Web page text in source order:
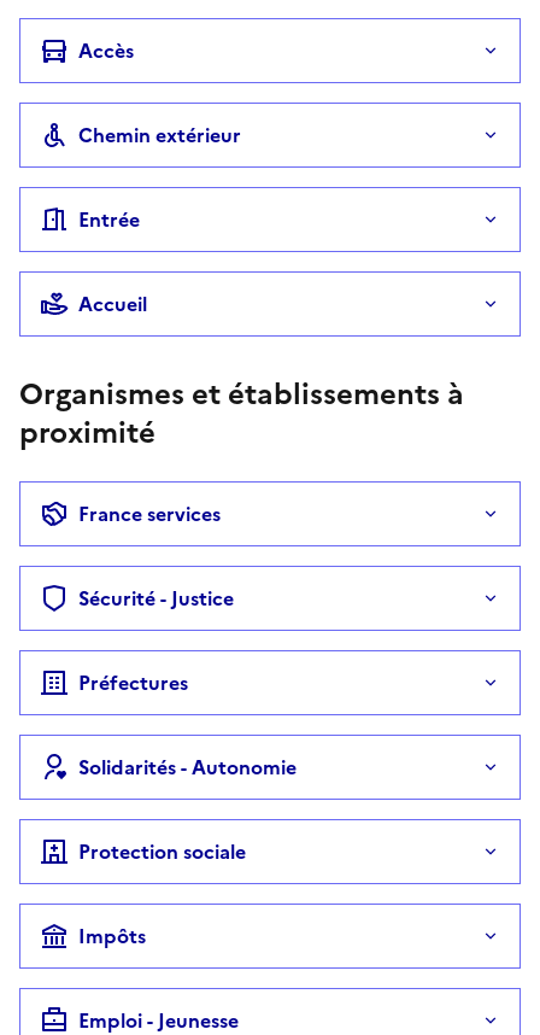
Accès
Chemin extérieur
Entrée
Accueil
Organismes et établissements à
proximité
France services
Sécurité - Justice
Préfectures
Solidarités - Autonomie
Protection sociale
Impôts
Emploi - Jeunesse